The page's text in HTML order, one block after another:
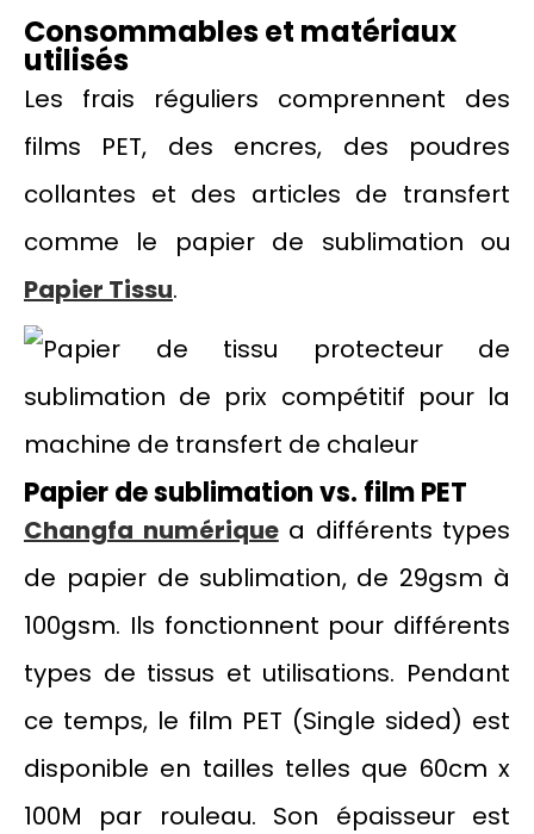
Consommables et matériaux
utilisés
Les frais réguliers comprennent des
films PET, des encres, des poudres
collantes et des articles de transfert
comme le papier de sublimation ou
Papier Tissu.
Papier de sublimation vs. film PET
Changfa numériquea différents types
de papier de sublimation, de 29gsm à
100gsm. Ils fonctionnent pour différents
types de tissus et utilisations. Pendant
ce temps, le film PET (Single sided) est
disponible en tailles telles que 60cm x
100M par rouleau. Son épaisseur est